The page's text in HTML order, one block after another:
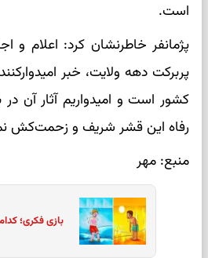
است.
پژمانفر خاطرنشان کرد: اعلام و
پربرکت دهه ولایت، خبر
کشور است و امیدواریم آثار آن
رفاه این قشر شریف و زحمت‌کش
منبع: مهر
بازی فکری؛